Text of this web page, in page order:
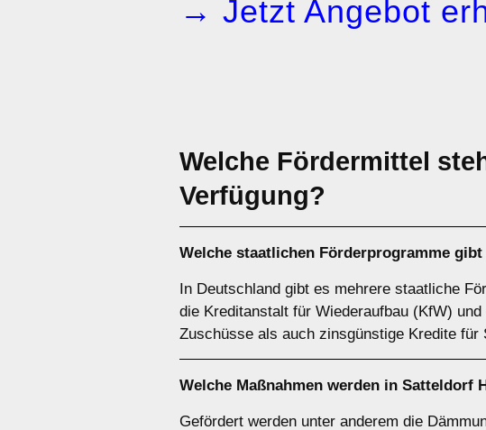
→ Jetzt Angebot
Welche Fördermittel
Verfügung?
Welche staatlichen Förderprogramme
In Deutschland gibt es mehrere staatliche
die Kreditanstalt für Wiederaufbau (KfW)
Zuschüsse als auch zinsgünstige Kredite für
Welche Maßnahmen werden in Satteldorf
Gefördert werden unter anderem die